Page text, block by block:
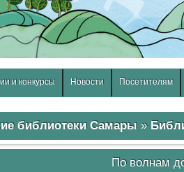
и конкурсы Новости Посетителям
библиотеки Самары»
По волнам